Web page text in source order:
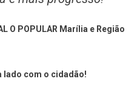
O POPULAR Marília e Região
lado com o cidadão!